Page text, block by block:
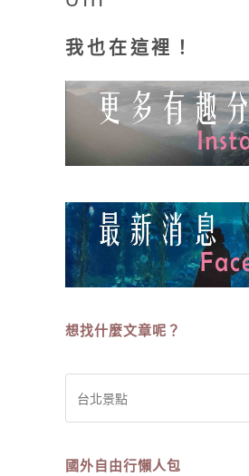
我也在這裡！
想找什麼文章呢？
尋
國外自由行懶人包